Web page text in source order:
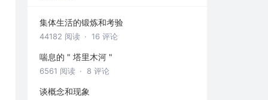
集体生活的锻炼和考验
44182 阅读 · 16 评论
喘息的 " 塔里木河 "
6561 阅读 · 8 评论
谈概念和现象